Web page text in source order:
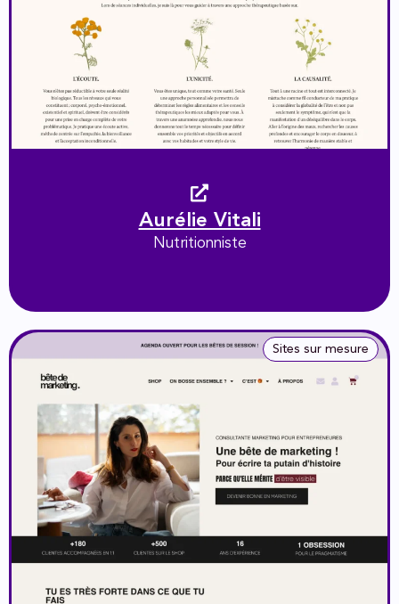
Aurélie Vitali
Nutritionniste
Sites sur mesure